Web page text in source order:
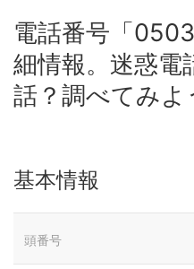
電話番号「
細情報。迷惑電
話？調べてみよ
基本情報
頭番号